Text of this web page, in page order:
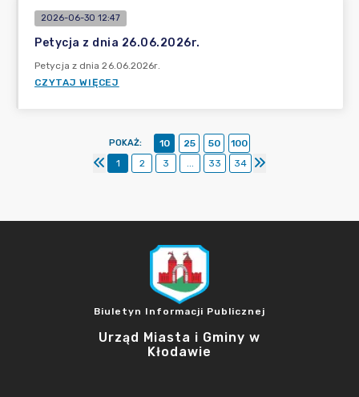
2026-06-30 12:47
Petycja z dnia 26.06.2026r.
Petycja z dnia 26.06.2026r.
CZYTAJ WIĘCEJ
POKAŻ: 10 25 50
100
1
2 3 ... 33 34
Biuletyn Informacji Publicznej
Urząd Miasta i Gminy w
Kłodawie